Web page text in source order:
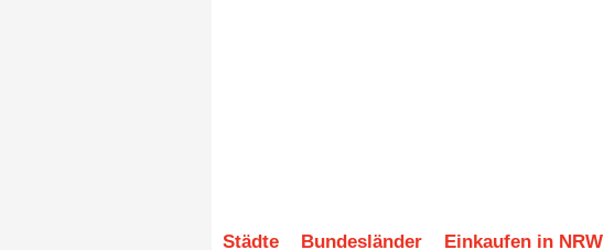
Städte Bundesländer Einkaufen in NRW